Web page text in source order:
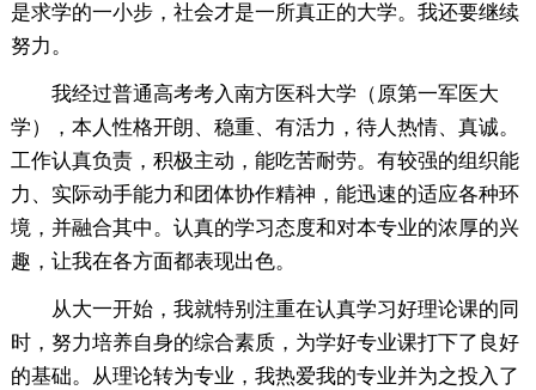
是求学的一小步，社会才是一所真正的大学。我还要继续
努力。
我经过普通高考考入南方医科大学（原第一军医大
学），本人性格开朗、稳重、有活力，待人热情、真诚。
工作认真负责，积极主动，能吃苦耐劳。有较强的组织能
力、实际动手能力和团体协作精神，能迅速的适应各种环
境，并融合其中。认真的学习态度和对本专业的浓厚的兴
趣，让我在各方面都表现出色。
从大一开始，我就特别注重在认真学习好理论课的同
时，努力培养自身的综合素质，为学好专业课打下了良好
的基础。从理论转为专业，我热爱我的专业并为之投入了